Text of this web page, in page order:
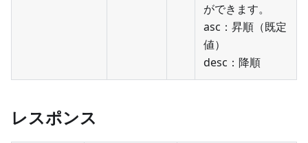
ができます。
asc：昇順（既定
値）
desc：降順
レスポンス